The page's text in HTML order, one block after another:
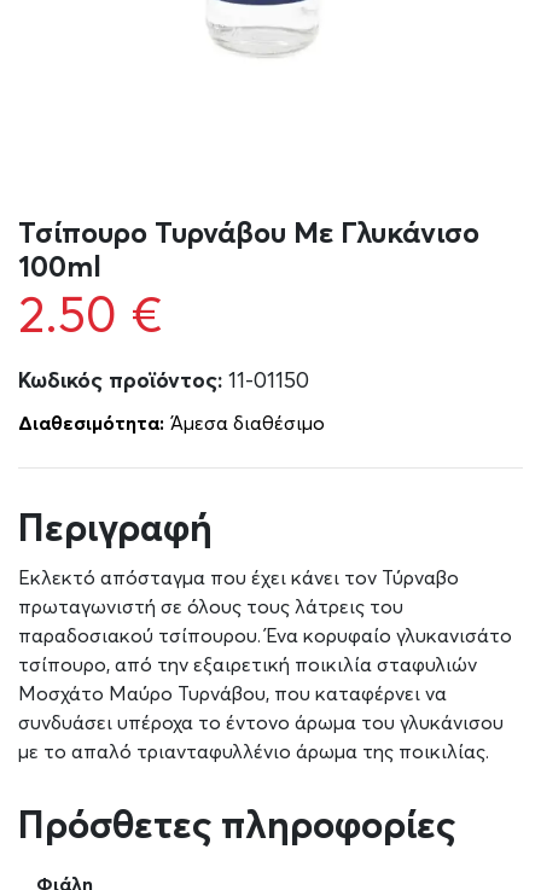
Τσίπουρο Τυρνάβου Με Γλυκάνισο
100ml
2.50 €
Κωδικός προϊόντος: 11-01150
Διαθεσιμότητα: Άμεσα διαθέσιμο
Περιγραφή
Εκλεκτό απόσταγμα που έχει κάνει τον Τύρναβο
πρωταγωνιστή σε όλους τους λάτρεις του
παραδοσιακού τσίπουρου. Ένα κορυφαίο γλυκανισάτο
τσίπουρο, από την εξαιρετική ποικιλία σταφυλιών
Μοσχάτο Μαύρο Τυρνάβου, που καταφέρνει να
συνδυάσει υπέροχα το έντονο άρωμα του γλυκάνισου
με το απαλό τριανταφυλλένιο άρωμα της ποικιλίας.
Πρόσθετες πληροφορίες
Φιάλη